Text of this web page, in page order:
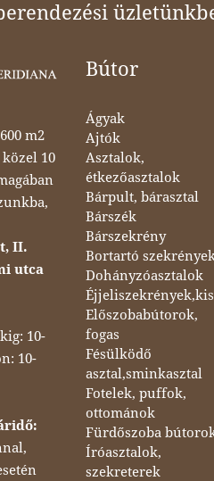
m2
10
II.
utca
10-
10-
Bútor
Ágyak
Ajtók
Asztalok,
étkezőasztalok
Bárpult, bárasztal
Bárszék
Bárszekrény
Bortartó
Dohányzóasztalok
Előszobabútorok,
fogas
Fésülködő
asztal,sminkasztal
Fotelek, puffok,
ottománok
Fürdőszoba
Íróasztalok,
szekreterek